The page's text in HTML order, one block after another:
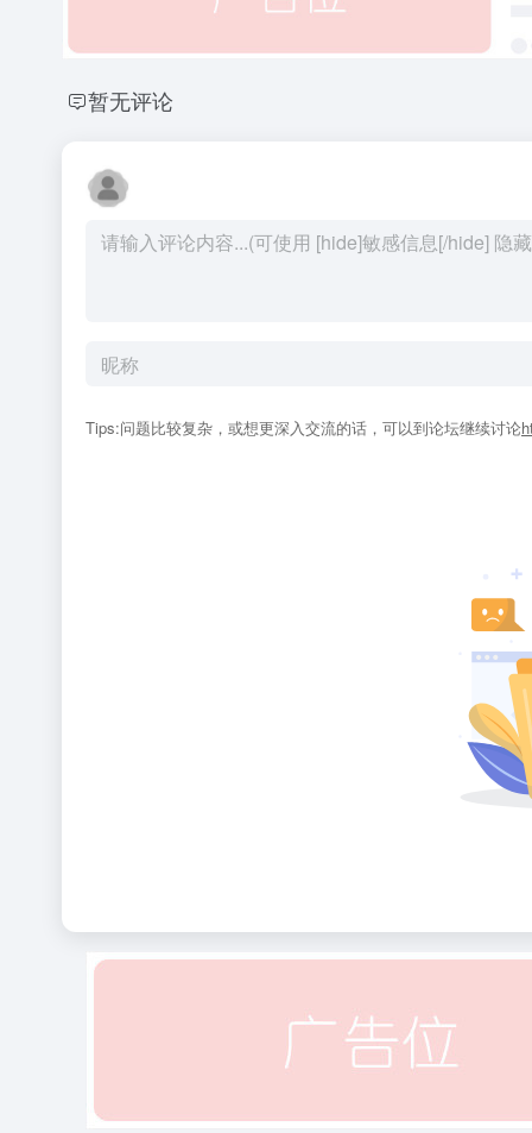
暂无评论
Tips:问题比较复杂，或想更深入交流的话，可以到论坛继续讨论